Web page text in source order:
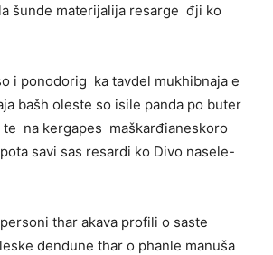
šunde materijalija resarge đji ko
i ponodorig ka tavdel mukhibnaja e
bašh oleste so isile panda po buter
te na kergapes maškarđianeskoro
savi sas resardi ko Divo nasele-
thar akava profili o saste
dendune thar o phanle manuša